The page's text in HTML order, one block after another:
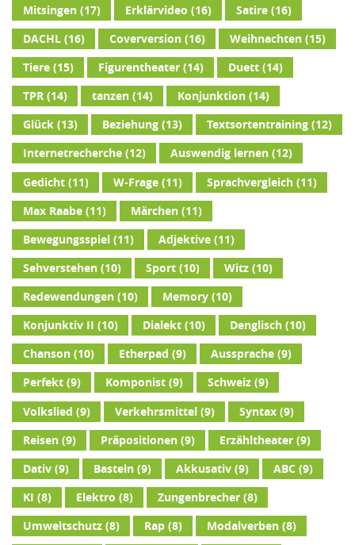
Mitsingen(17) Erklärvideo (16) Satire(16)
DACHL(16) Coverversion(16) Weihnachten(15)
Tiere(15) Figurentheater(14) Duett(14)
TPR(14) tanzen(14) Konjunktion(14)
Glück(13) Beziehung(13) Textsortentraining(12)
Internetrecherche(12) Auswendig lernen(12)
Gedicht(11) W-Frage(11) Sprachvergleich(11)
Max Raabe(11) Märchen(11)
Bewegungsspiel(11) Adjektive(11)
Sehverstehen(10) Sport(10) Witz(10)
Redewendungen(10) Memory(10)
Konjunktiv II (10) Dialekt(10) Denglisch(10)
Chanson(10) Etherpad (9) Aussprache(9)
Perfekt(9) Komponist(9) Schweiz(9)
Volkslied (9) Verkehrsmittel(9) Syntax(9)
Reisen(9) Präpositionen(9) Erzähltheater(9)
Dativ(9) Basteln(9) Akkusativ(9) ABC (9)
KI (8) Elektro (8) Zungenbrecher(8)
Umweltschutz(8) Rap(8) Modalverben(8)